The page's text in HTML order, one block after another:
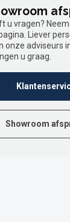
u vragen?
Liever
onze adviseurs
u graag.
Showroom